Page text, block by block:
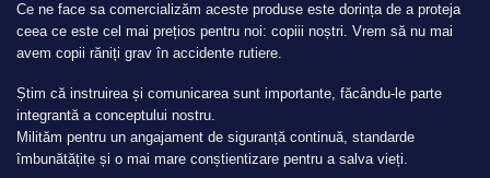
Ce ne face sa comercializăm aceste produse este dorința de a proteja
ceea ce este cel mai prețios pentru noi: copiii noștri. Vrem să nu mai
avem copii răniți grav în accidente rutiere.
Știm că instruirea și comunicarea sunt importante, făcându-le parte
integrantă a conceptului nostru.
Milităm pentru un angajament de siguranță continuă, standarde
îmbunătățite și o mai mare conștientizare pentru a salva vieți.